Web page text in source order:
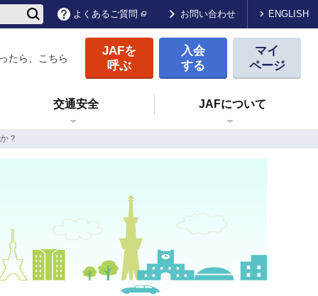
よくあるご質問 お問い合わせ ENGLISH
たら、こちら
JAFを
呼ぶ
入会
する
マイ
ページ
交通安全 JAFについて
？